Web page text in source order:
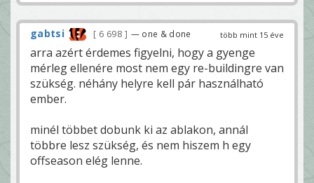
több mint 15 éve
gabtsi 6 698 — one & done
arra azért érdemes figyelni, hogy a gyenge
mérleg ellenére most nem egy re-buildingre van
szükség. néhány helyre kell pár használható
ember.
minél többet dobunk ki az ablakon, annál
többre lesz szükség, és nem hiszem h egy
offseason elég lenne.